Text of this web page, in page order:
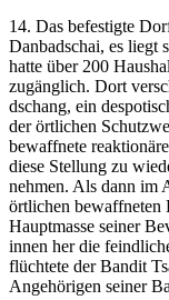
14. Das befestigte
Danbadschai, es liegt
hatte über 200
zugänglich. Dort
dschang, ein
der örtlichen
bewaffnete
diese Stellung zu
nehmen. Als dann im
örtlichen bewaffneten
Hauptmasse seiner
innen her die
flüchtete der Bandit
Angehörigen seiner